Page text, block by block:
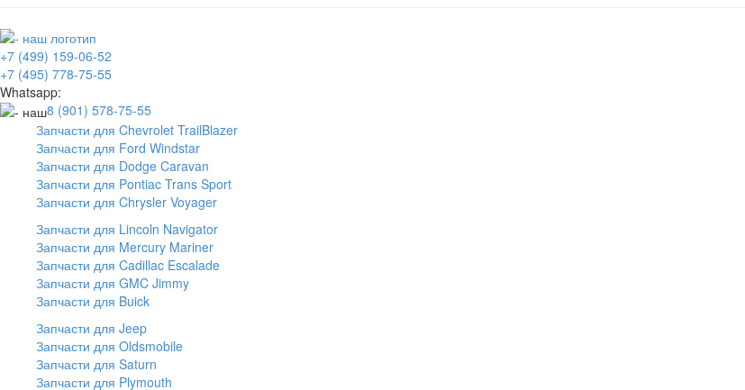
+7 (499) 159-06-52
+7 (495) 778-75-55
Whatsapp:
8 (901) 578-75-55
Запчасти для Chevrolet TrailBlazer
Запчасти для Ford Windstar
Запчасти для Dodge Caravan
Запчасти для Pontiac Trans Sport
Запчасти для Chrysler Voyager
Запчасти для Lincoln Navigator
Запчасти для Mercury Mariner
Запчасти для Cadillac Escalade
Запчасти для GMC Jimmy
Запчасти для Buick
Запчасти для Jeep
Запчасти для Oldsmobile
Запчасти для Saturn
Запчасти для Plymouth